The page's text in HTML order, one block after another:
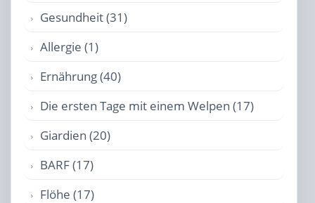
Gesundheit (31)
Allergie (1)
Ernährung (40)
Die ersten Tage mit einem Welpen (17)
Giardien (20)
BARF (17)
Flöhe (17)